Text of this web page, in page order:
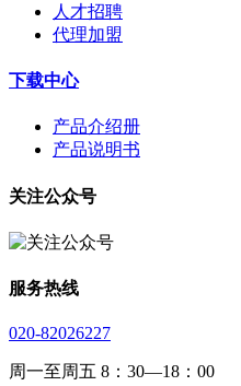
人才招聘
代理加盟
下载中心
产品介绍册
产品说明书
关注公众号
服务热线
020-82026227
周一至周五 8：30—18：00